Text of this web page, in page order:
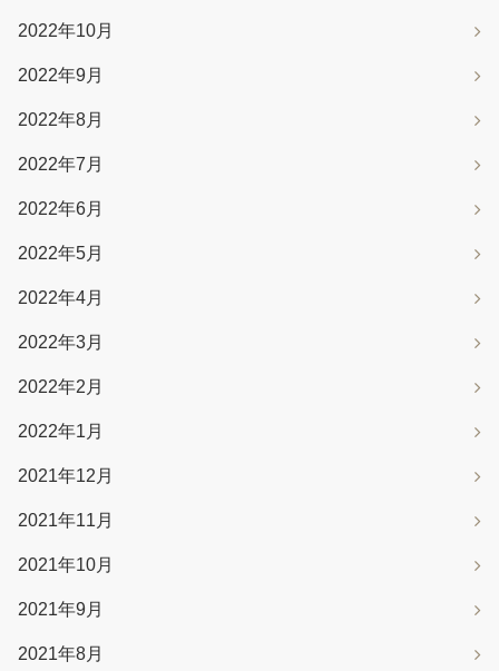
2022年10月
2022年9月
2022年8月
2022年7月
2022年6月
2022年5月
2022年4月
2022年3月
2022年2月
2022年1月
2021年12月
2021年11月
2021年10月
2021年9月
2021年8月